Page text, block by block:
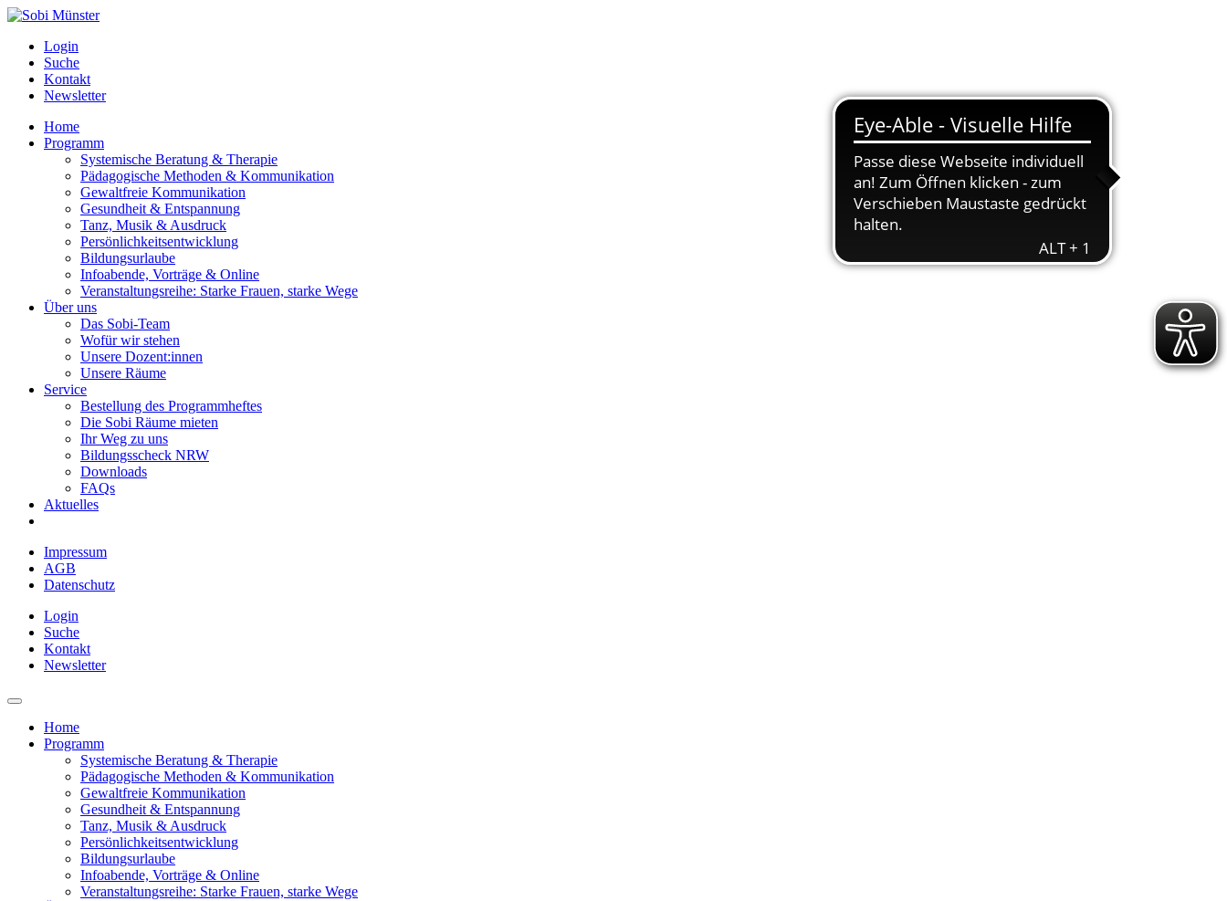
Login
Suche
Kontakt
Newsletter
Home
Programm
Systemische Beratung & Therapie
Pädagogische Methoden & Kommunikation
Gewaltfreie Kommunikation
Gesundheit & Entspannung
Tanz, Musik & Ausdruck
Persönlichkeitsentwicklung
Bildungsurlaube
Infoabende, Vorträge & Online
Veranstaltungsreihe: Starke Frauen, starke Wege
Über uns
Das Sobi-Team
Wofür wir stehen
Unsere Dozent:innen
Unsere Räume
Service
Bestellung des Programmheftes
Die Sobi Räume mieten
Ihr Weg zu uns
Bildungsscheck NRW
Downloads
FAQs
Aktuelles
Impressum
AGB
Datenschutz
Login
Suche
Kontakt
Newsletter
Home
Programm
Systemische Beratung & Therapie
Pädagogische Methoden & Kommunikation
Gewaltfreie Kommunikation
Gesundheit & Entspannung
Tanz, Musik & Ausdruck
Persönlichkeitsentwicklung
Bildungsurlaube
Infoabende, Vorträge & Online
Veranstaltungsreihe: Starke Frauen, starke Wege